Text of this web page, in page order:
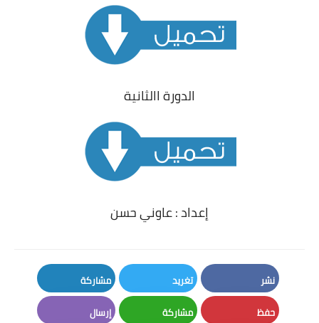
الدورة االثانية
إعداد : عاوني حسن
نشر
Facebook
تغريد
Twitter
مشاركة
LinkedIn
حفظ مشاركة إرسال